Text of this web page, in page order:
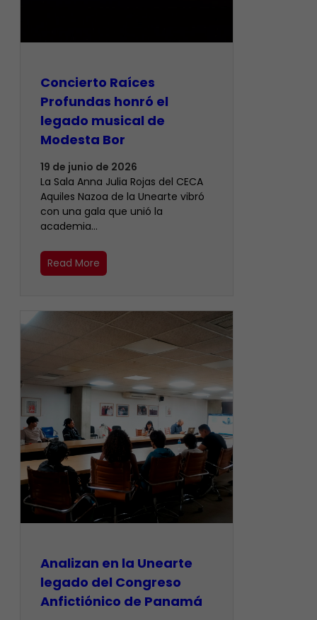
​Concierto Raíces
Profundas honró el
legado musical de
Modesta Bor
19 de junio de 2026
La Sala Anna Julia Rojas del CECA
Aquiles Nazoa de la Unearte vibró
con una gala que unió la
academia…
Read More
Analizan en la Unearte
legado del Congreso
Anfictiónico de Panamá